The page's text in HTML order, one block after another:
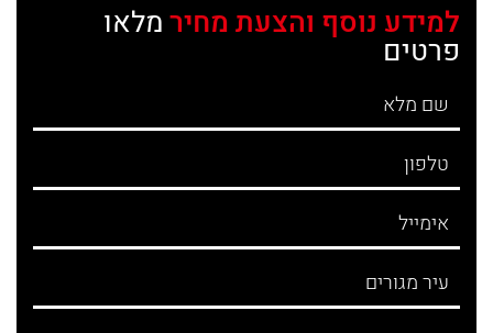
למידע נוסף והצעת מחירמלאו
פרטים